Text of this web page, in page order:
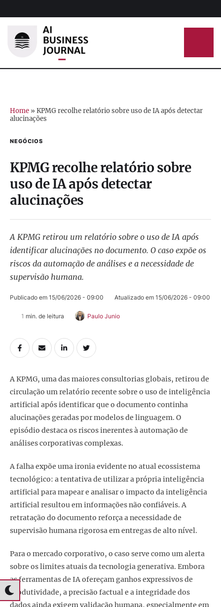
Home » KPMG recolhe relatório sobre uso de IA após detectar
alucinações
NEGÓCIOS
KPMG recolhe relatório sobre
uso de IA após detectar
alucinações
A KPMG retirou um relatório sobre o uso de IA após
identificar alucinações no documento. O caso expõe os
riscos da automação de análises e a necessidade de
supervisão humana.
Publicado em 15/06/2026 - 09:00 Atualizado em 15/06/2026 - 09:00
1 min. de leitura Paulo Junio
A KPMG, uma das maiores consultorias globais, retirou de
circulação um relatório recente sobre o uso de inteligência
artificial após identificar que o documento continha
alucinações geradas por modelos de linguagem. O
episódio destaca os riscos inerentes à automação de
análises corporativas complexas.
A falha expõe uma ironia evidente no atual ecossistema
tecnológico: a tentativa de utilizar a própria inteligência
artificial para mapear e analisar o impacto da inteligência
artificial resultou em informações não confiáveis. A
retratação do documento reforça a necessidade de
supervisão humana rigorosa em entregas de alto nível.
Para o mercado corporativo, o caso serve como um alerta
sobre os limites atuais da tecnologia generativa. Embora
as ferramentas de IA ofereçam ganhos expressivos de
produtividade, a precisão factual e a integridade dos
dados ainda exigem validação humana, especialmente em